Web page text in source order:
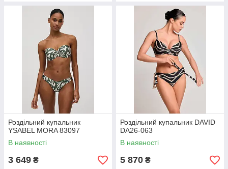
Роздільний купальник
YSABEL MORA 83097
В наявності
3 649 ₴
Роздільний купальник DAVID
DA26-063
В наявності
5 870 ₴